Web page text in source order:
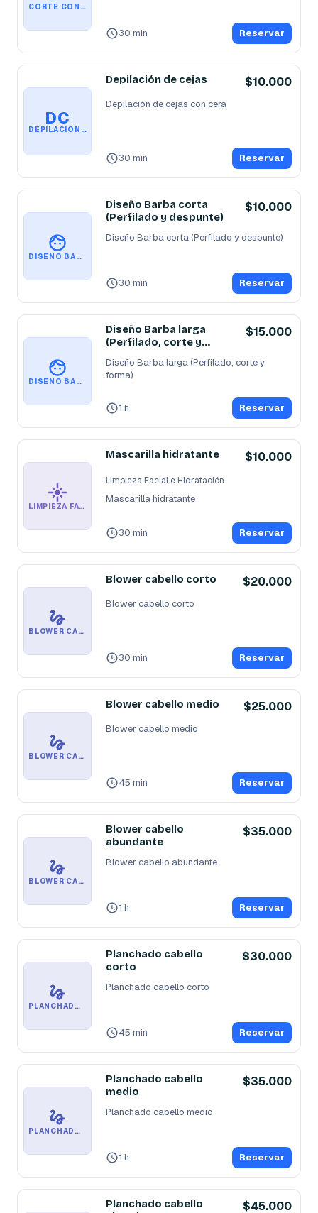
CORTE CON DISEÑO
30 min Reservar
DC
DEPILACIÓN DE CEJAS
Depilación de cejas $10.000
Depilación de cejas con cera
30 min Reservar
DISEÑO BARBA CORTA (PERFILADO Y DESPUNTE)
Diseño Barba corta
(Perfilado y despunte)
$10.000
Diseño Barba corta (Perfilado y despunte)
30 min Reservar
DISEÑO BARBA LARGA (PERFILADO, CORTE Y FORMA)
Diseño Barba larga
(Perfilado, corte y
$15.000
Diseño Barba larga (Perfilado, corte y
forma)
1 h Reservar
LIMPIEZA FACIAL E HIDRATACIÓN
Mascarilla hidratante $10.000
Limpieza Facial e Hidratación
Mascarilla hidratante
30 min Reservar
BLOWER CABELLO CORTO
Blower cabello corto $20.000
Blower cabello corto
30 min Reservar
BLOWER CABELLO MEDIO
Blower cabello medio $25.000
Blower cabello medio
45 min Reservar
BLOWER CABELLO ABUNDANTE
Blower cabello
abundante
$35.000
Blower cabello abundante
1 h Reservar
PLANCHADO CABELLO CORTO
Planchado cabello
corto
$30.000
Planchado cabello corto
45 min Reservar
PLANCHADO CABELLO MEDIO
Planchado cabello
medio
$35.000
Planchado cabello medio
1 h Reservar
Planchado cabello
$45.000